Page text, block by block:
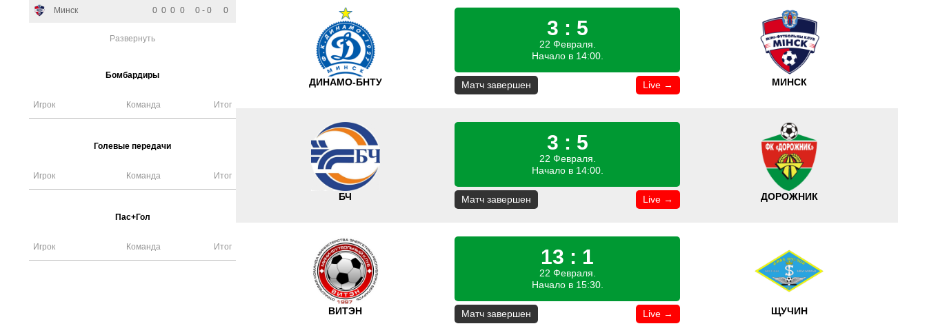
Минск 0 0 0 0 0 - 0 0
Развернуть
Бомбардиры
Игрок Команда Итог
Голевые передачи
Игрок Команда Итог
Пас+Гол
Игрок Команда Итог
ДИНАМО-БНТУ
3 : 5
22 Февраля.
Начало в 14:00.
Live →
Матч завершен МИНСК
БЧ
3 : 5
22 Февраля.
Начало в 14:00.
Live →
Матч завершен ДОРОЖНИК
ВИТЭН
13 : 1
22 Февраля.
Начало в 15:30.
Live →
Матч завершен ЩУЧИН